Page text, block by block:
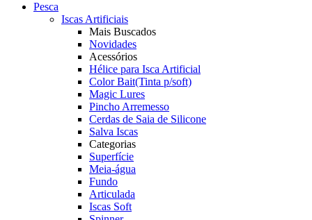
Pesca
Iscas Artificiais
Mais Buscados
Novidades
Acessórios
Hélice para Isca Artificial
Color Bait(Tinta p/soft)
Magic Lures
Pincho Arremesso
Cerdas de Saia de Silicone
Salva Iscas
Categorias
Superfície
Meia-água
Fundo
Articulada
Iscas Soft